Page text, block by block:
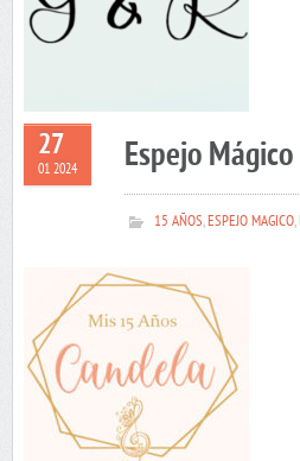
27
01 2024 Espejo
15 AÑOS,ESPEJO MAGICO,